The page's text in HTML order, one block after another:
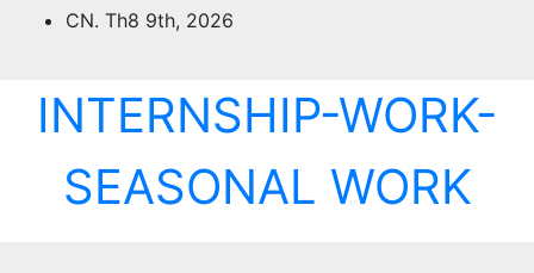
CN. Th8 9th, 2026
INTERNSHIP-WORK-
SEASONAL WORK